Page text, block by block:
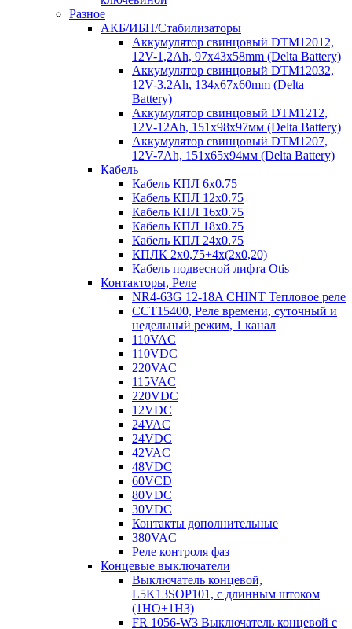
Разное
АКБ/ИБП/Стабилизаторы
Аккумулятор свинцовый DTM12012,
12V-1,2Ah, 97х43х58mm (Delta Battery)
Аккумулятор свинцовый DTM12032,
12V-3.2Ah, 134x67x60mm (Delta
Battery)
Аккумулятор свинцовый DTM1212,
12V-12Ah, 151х98х97мм (Delta Battery)
Аккумулятор свинцовый DTM1207,
12V-7Ah, 151х65х94мм (Delta Battery)
Кабель
Кабель КПЛ 6х0.75
Кабель КПЛ 12х0.75
Кабель КПЛ 16х0.75
Кабель КПЛ 18х0.75
Кабель КПЛ 24х0.75
КПЛК 2х0,75+4х(2х0,20)
Кабель подвесной лифта Otis
Контакторы, Реле
NR4-63G 12-18A CHINT Тепловое реле
CCT15400, Реле времени, суточный и
недельный режим, 1 канал
110VAC
110VDC
220VAC
115VAC
220VDC
12VDC
24VAC
24VDC
42VAC
48VDC
60VCD
80VDC
30VDC
Контакты дополнительные
380VAC
Реле контроля фаз
Концевые выключатели
Выключатель концевой,
L5K13SOP101, с длинным штоком
(1НО+1НЗ)
FR 1056-W3 Выключатель концевой с